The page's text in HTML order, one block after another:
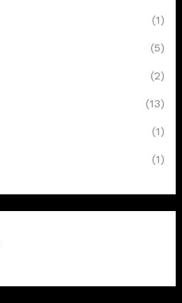
(1)
(5)
(2)
(13)
(1)
(1)